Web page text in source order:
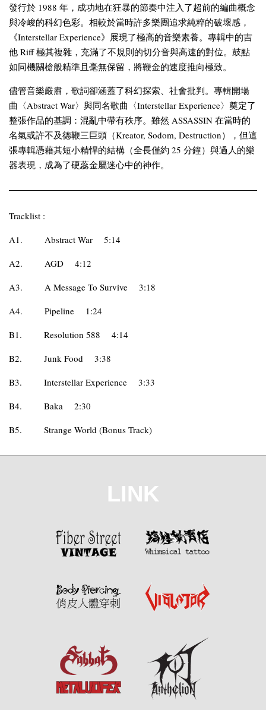
發行於 1988 年，成功地在狂暴的節奏中注入了超前的編曲概念
與冷峻的科幻色彩。相較於當時許多樂團追求純粹的破壞感，
《Interstellar Experience》展現了極高的音樂素養。專輯中的吉
他 Riff 極其複雜，充滿了不規則的切分音與高速的對位。鼓點
如同機關槍般精準且毫無保留，將鞭金的速度推向極致。
儘管音樂嚴肅，歌詞卻涵蓋了科幻探索、社會批判。專輯開場
曲〈Abstract War〉與同名歌曲〈Interstellar Experience〉奠定了
整張作品的基調：混亂中帶有秩序。雖然 ASSASSIN 在當時的
名氣或許不及德鞭三巨頭（Kreator, Sodom, Destruction），但這
張專輯憑藉其短小精悍的結構（全長僅約 25 分鐘）與過人的樂
器表現，成為了硬蕊金屬迷心中的神作。
Tracklist :
A1.
Abstract War
5:14
A2.
AGD
4:12
A3.
A Message To Survive
3:18
A4.
Pipeline
1:24
B1.
Resolution 588
4:14
B2.
Junk Food
3:38
B3.
Interstellar Experience
3:33
B4.
Baka
2:30
B5.
Strange World (Bonus Track)
LINK